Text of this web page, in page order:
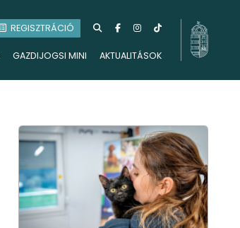
GAZDIJOGSI MINI AKTUALITÁSOK
REGISZTRÁCIÓ